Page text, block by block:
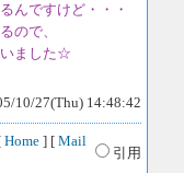
んですけど・・・
ので、
いました☆
10/27(Thu) 14:48:42
Home ] [ Mail
引用